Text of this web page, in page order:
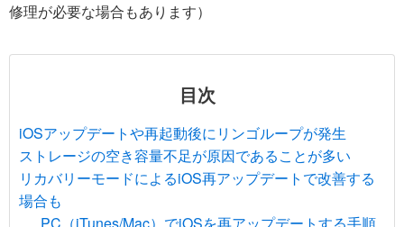
修理が必要な場合もあります）
目次
iOSアップデートや再起動後にリンゴループが発生
ストレージの空き容量不足が原因であることが多い
リカバリーモードによるiOS再アップデートで改善する
場合も